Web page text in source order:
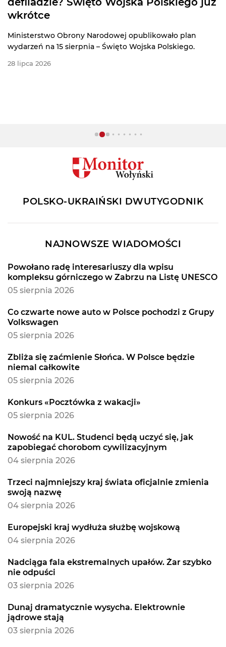
wkrótce
Ministerstwo Obrony Narodowej opublikowało plan
wydarzeń na 15 sierpnia – Święto Wojska Polskiego.
28 lipca 2026
POLSKO-UKRAIŃSKI DWUTYGODNIK
NAJNOWSZE WIADOMOŚCI
Powołano radę interesariuszy dla wpisu
kompleksu górniczego w Zabrzu na Listę UNESCO
05 sierpnia 2026
Co czwarte nowe auto w Polsce pochodzi z Grupy
Volkswagen
05 sierpnia 2026
Zbliża się zaćmienie Słońca. W Polsce będzie
niemal całkowite
05 sierpnia 2026
Konkurs «Pocztówka z wakacji»
05 sierpnia 2026
Nowość na KUL. Studenci będą uczyć się, jak
zapobiegać chorobom cywilizacyjnym
04 sierpnia 2026
Trzeci najmniejszy kraj świata oficjalnie zmienia
swoją nazwę
04 sierpnia 2026
Europejski kraj wydłuża służbę wojskową
04 sierpnia 2026
Nadciąga fala ekstremalnych upałów. Żar szybko
nie odpuści
03 sierpnia 2026
Dunaj dramatycznie wysycha. Elektrownie
jądrowe stają
03 sierpnia 2026